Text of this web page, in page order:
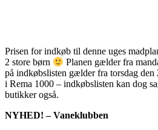
Prisen for indkøb til denne uges
2 store børn
Planen gælder fra
på indkøbslisten gælder fra torsdag den
i Rema 1000 – indkøbslisten kan dog
butikker også.
NYHED! – Vaneklubben